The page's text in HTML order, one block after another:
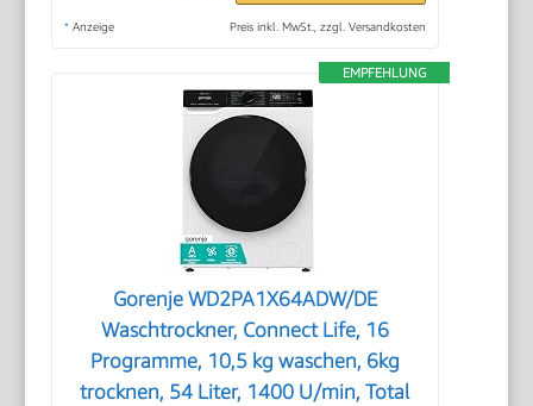
* Anzeige Preis inkl. MwSt., zzgl. Versandkosten
EMPFEHLUNG
Gorenje WD2PA1X64ADW/DE
Waschtrockner, Connect Life, 16
Programme, 10,5 kg waschen, 6kg
trocknen, 54 Liter, 1400 U/min, Total